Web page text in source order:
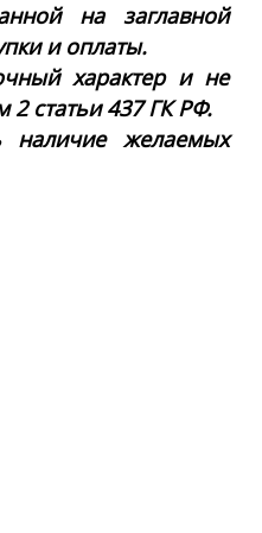
на заглавной
и оплаты.
характер и не
2 статьи 437 ГК РФ.
наличие желаемых